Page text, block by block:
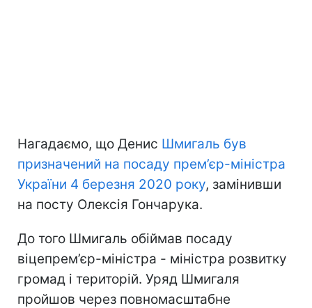
Нагадаємо, що Денис Шмигаль був
призначений на посаду прем’єр-міністра
України 4 березня 2020 року, замінивши
на посту Олексія Гончарука.
До того Шмигаль обіймав посаду
віцепрем’єр-міністра - міністра розвитку
громад і територій. Уряд Шмигаля
пройшов через повномасштабне